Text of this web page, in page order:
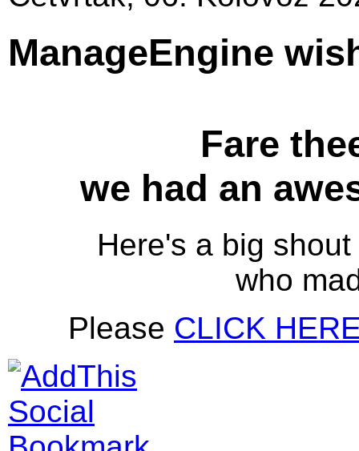
ManageEngine
Fare
we had an
Here's a big
who
Please CLICK